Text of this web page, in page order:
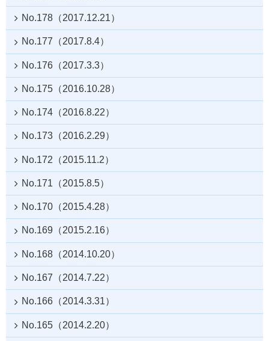
No.178（2017.12.21）
No.177（2017.8.4）
No.176（2017.3.3）
No.175（2016.10.28）
No.174（2016.8.22）
No.173（2016.2.29）
No.172（2015.11.2）
No.171（2015.8.5）
No.170（2015.4.28）
No.169（2015.2.16）
No.168（2014.10.20）
No.167（2014.7.22）
No.166（2014.3.31）
No.165（2014.2.20）